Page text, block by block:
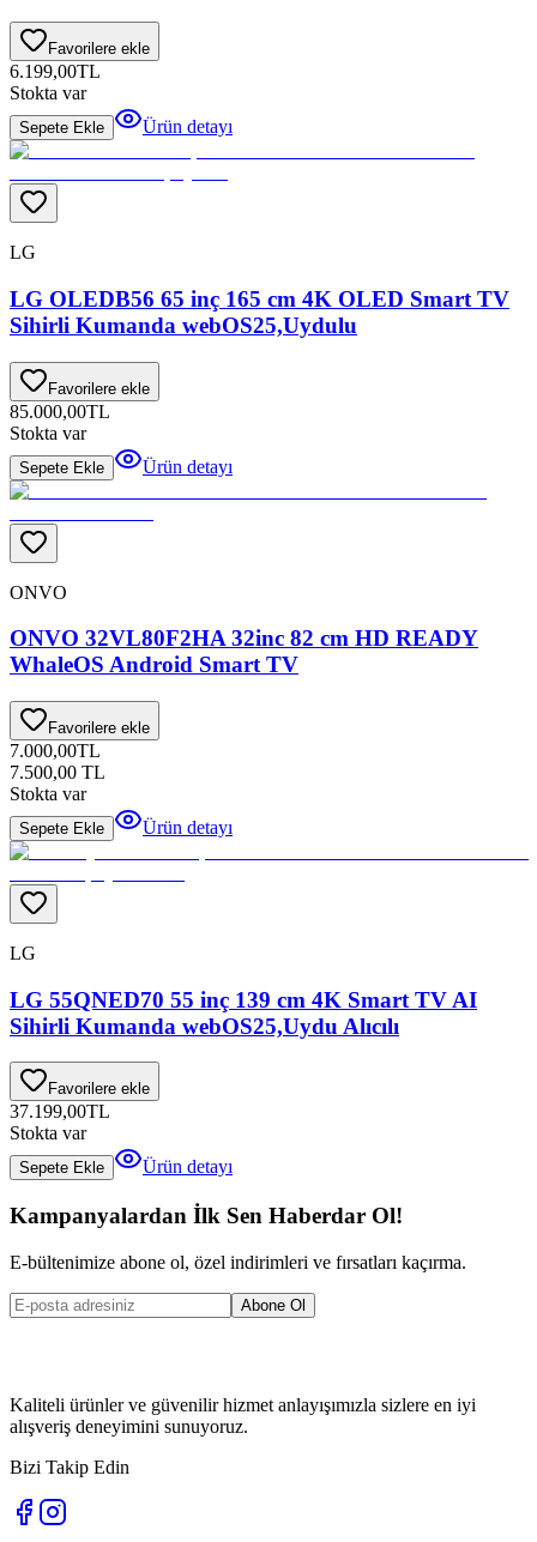
Favorilere ekle
6.199,00TL
Stokta var
Sepete Ekle Ürün detayı
LG
LG OLEDB56 65 inç 165 cm 4K OLED Smart TV
Sihirli Kumanda webOS25,Uydulu
Favorilere ekle
85.000,00TL
Stokta var
Sepete Ekle Ürün detayı
ONVO
ONVO 32VL80F2HA 32inc 82 cm HD READY
WhaleOS Android Smart TV
Favorilere ekle
7.000,00TL
7.500,00 TL
Stokta var
Sepete Ekle Ürün detayı
LG
LG 55QNED70 55 inç 139 cm 4K Smart TV AI
Sihirli Kumanda webOS25,Uydu Alıcılı
Favorilere ekle
37.199,00TL
Stokta var
Sepete Ekle Ürün detayı
Kampanyalardan İlk Sen Haberdar Ol!
E-bültenimize abone ol, özel indirimleri ve fırsatları kaçırma.
Abone Ol
Kaliteli ürünler ve güvenilir hizmet anlayışımızla sizlere en iyi
alışveriş deneyimini sunuyoruz.
Bizi Takip Edin